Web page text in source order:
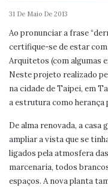
31 De Maio De 2013
Ao pronunciar a frase
certifique-se de estar
Arquitetos (com algumas
Neste projeto realizado
na cidade de Taipei, em
a estrutura como herança
De alma renovada, a casa
ampliar a vista que se
ligados pela atmosfera
marcenaria, todos
espaços. A nova planta